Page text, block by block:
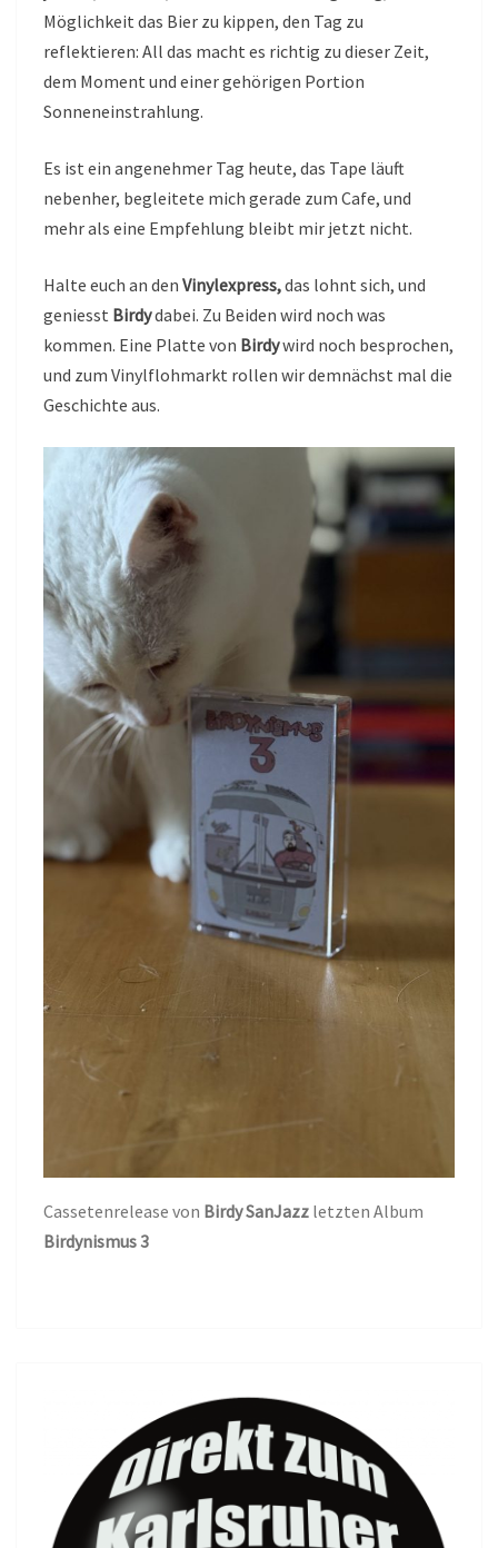
Möglichkeit das Bier zu kippen, den Tag zu
reflektieren: All das macht es richtig zu dieser Zeit,
dem Moment und einer gehörigen Portion
Sonneneinstrahlung.
Es ist ein angenehmer Tag heute, das Tape läuft
nebenher, begleitete mich gerade zum Cafe, und
mehr als eine Empfehlung bleibt mir jetzt nicht.
Halte euch an den Vinylexpress,das lohnt sich, und
geniesst Birdydabei. Zu Beiden wird noch was
kommen. Eine Platte von Birdywird noch besprochen,
und zum Vinylflohmarkt rollen wir demnächst mal die
Geschichte aus.
Cassetenrelease von Birdy SanJazz letzten Album
Birdynismus 3